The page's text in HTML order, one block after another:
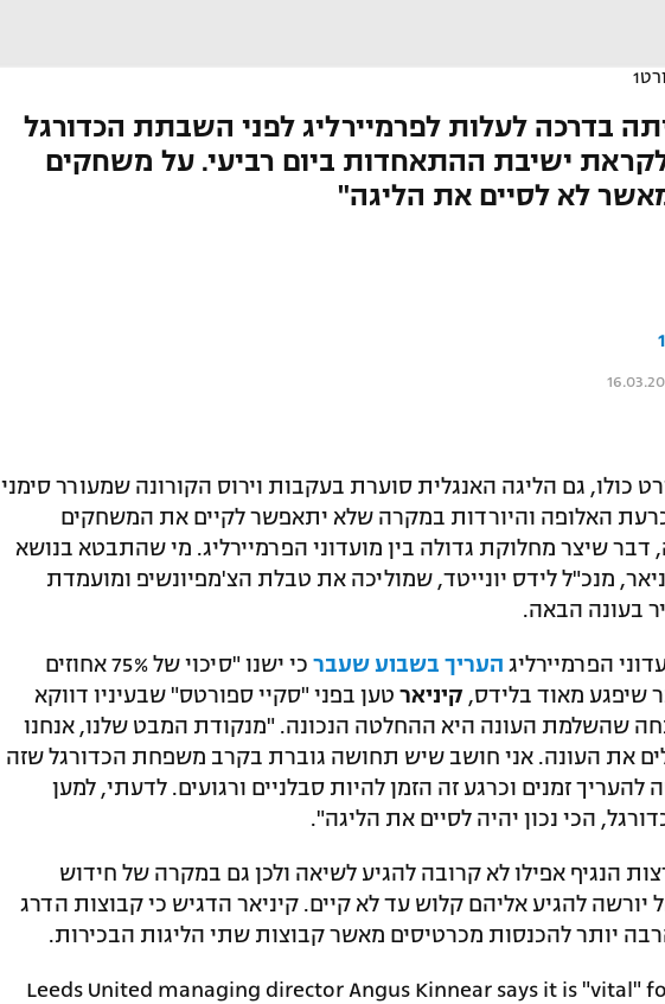
בדרכה לעלות לפרמיירליג לפני השבתת הכדורגל
לקראת ישיבת ההתאחדות ביום רביעי. על משחקים
לא לסיים את הליגה"
כולו, גם הליגה האנגלית סוערת בעקבות וירוס הקורונה שמעורר סימני
האלופה והיורדות במקרה שלא יתאפשר לקיים את המשחקים
דבר שיצר מחלוקת גדולה בין מועדוני הפרמיירליג. מי שהתבטא בנושא
מנכ"ל לידס יונייטד, שמוליכה את טבלת הצ'מפיונשיפ ומועמדת
בעונה הבאה.
הפרמיירליג העריך בשבוע שעבר
כי ישנו "סיכוי של 75% אחוזים
שיפגע מאוד בלידס, קיניאר טען בפני "סקיי ספורטס" שבעיניו דווקא
שהשלמת העונה היא ההחלטה הנכונה. "מנקודת המבט שלנו, אנחנו
את העונה. אני חושב שיש תחושה גוברת בקרב משפחת הכדורגל שזה
זמנים וכרגע זה הזמן להיות סבלניים ורגועים. לדעתי, למען
הכי נכון יהיה לסיים את הליגה".
הנגיף אפילו לא קרובה להגיע לשיאה ולכן גם במקרה של חידוש
להגיע אליהם קלוש עד לא קיים. קיניאר הדגיש כי קבוצות הדרג
יותר להכנסות מכרטיסים מאשר קבוצות שתי הליגות הבכירות.
Leeds United managing director Angus Kinnear says it is "vital"